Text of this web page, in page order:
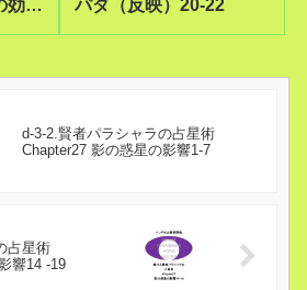
効果
パダ（反映）20-22
d-3-2.賢者パラシャラの占星術
Chapter27 影の惑星の影響1-7
占星術
響14 -19